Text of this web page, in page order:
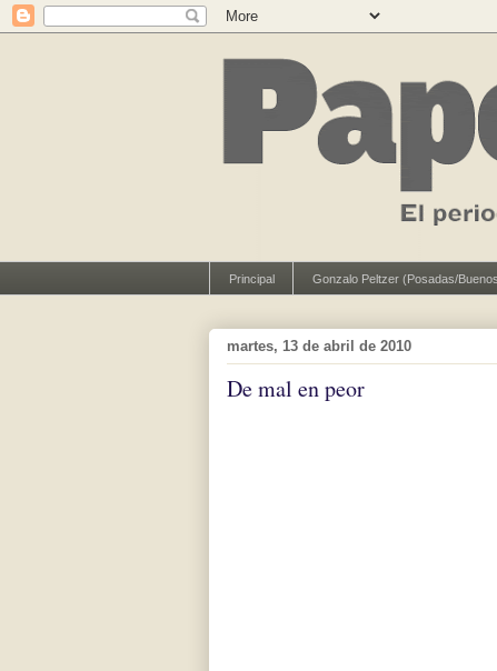
Principal Gonzalo Peltzer (Posadas/
martes, 13 de abril de 2010
De mal en peor